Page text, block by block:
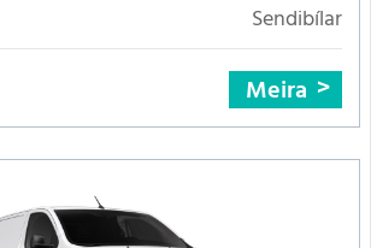
Sendibílar
Meira